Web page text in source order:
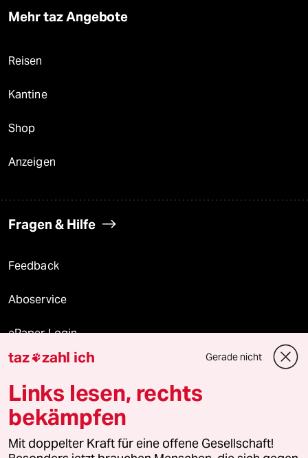
Mehr taz Angebote
Reisen
Kantine
Shop
Anzeigen
Fragen & Hilfe
Feedback
Aboservice
ePaper Login
Downloads für Abonnierende
© 2026 taz Verlags und Vertriebs GmbH
Alle Rechte vorbehalten. Bei rechtlichen Fragen oder für Genehmigungen
wenden Sie sich bitte an lizenzen@taz.de
taz zahl ich Gerade nicht
Links lesen, rechts
bekämpfen
Mit doppelter Kraft für eine offene Gesellschaft!